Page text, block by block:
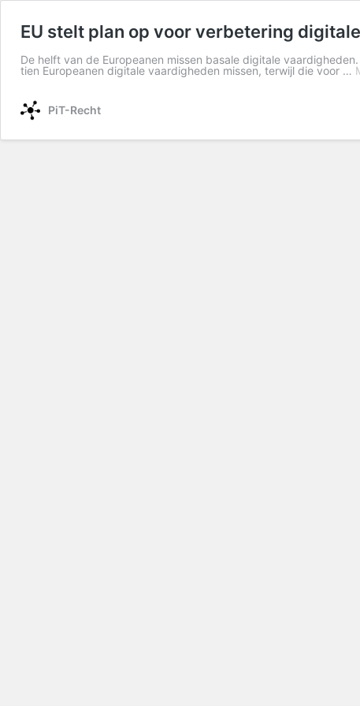
EU stelt plan op voor verbetering
De helft van de Europeanen missen basale digitale
tien Europeanen digitale vaardigheden missen, terwijl die voor …
PiT-Recht